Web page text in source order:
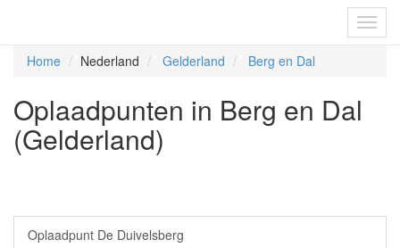
Home Nederland Gelderland Berg en Dal
Oplaadpunten in Berg en Dal
(Gelderland)
Oplaadpunt De Duivelsberg